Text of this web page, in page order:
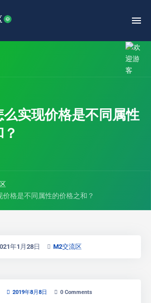
么实现价格是不同属性
格是不同属性的价格之和？
年1月28日 M2交流区
2019年8月8日 0 Comments